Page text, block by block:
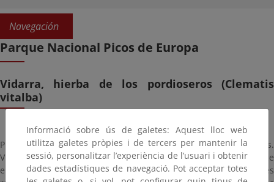
Navegación
Parque Nacional Picos de Europa
Vidarra, hierba de los pordioseros (Clematis
vitalba)
Planta herbácea de entre 50 y 150 cm de altura con flores blancas.
Vive en laderas secas con matorrales y en bosques mixtos. Florece
entre los meses de mayo a junio y puede encontrarse, aunque es
Informació sobre ús de galetes: Aquest lloc web
utilitza galetes pròpies i de tercers per mantenir la
sessió, personalitzar l’experiència de l’usuari i obtenir
dades estadístiques de navegació. Pot acceptar totes